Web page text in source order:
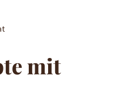
mit